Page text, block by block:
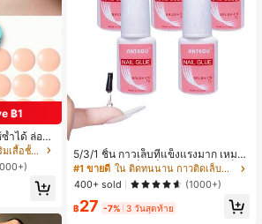
฿1
ำได้ ล่องห
ำหรับโอก
อน
ใน ไม่มี อุปกรณ์เสริมเสื้อชั้นในผู้หญิง
5/3/1 ชิ้น กาวเล็บที่แข็งแรงมาก เหมาะ
สำหรับปลายเล็บ เล็บอะคริลิค และเล็บป
ลอม กาวเล็บ กาวเล็บแบบแปรง เหมาะ
สำหรับเล็บปลอม ทนทานและยาวนาน เ
หมาะสำหรับเล็บอะคริลิค ปลายเล็บปลอ
ม เจลเล็บ
#1 ขายดี
ใน ติดทนนาน กาวติดเล็บและสารยึดติด
400+ sold
(1000+)
฿27 -7% 3 วันสุดท้าย